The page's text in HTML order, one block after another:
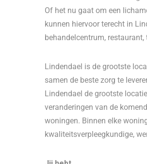
Of het nu gaat om een
kunnen hiervoor terecht in
behandelcentrum,
Lindendael is de grootste
samen de beste zorg te
Lindendael de grootste
veranderingen van de
woningen. Binnen elke
kwaliteitsverpleegkundige,